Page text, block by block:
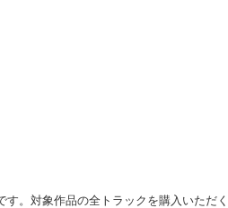
。対象作品の全トラックを購入いただ